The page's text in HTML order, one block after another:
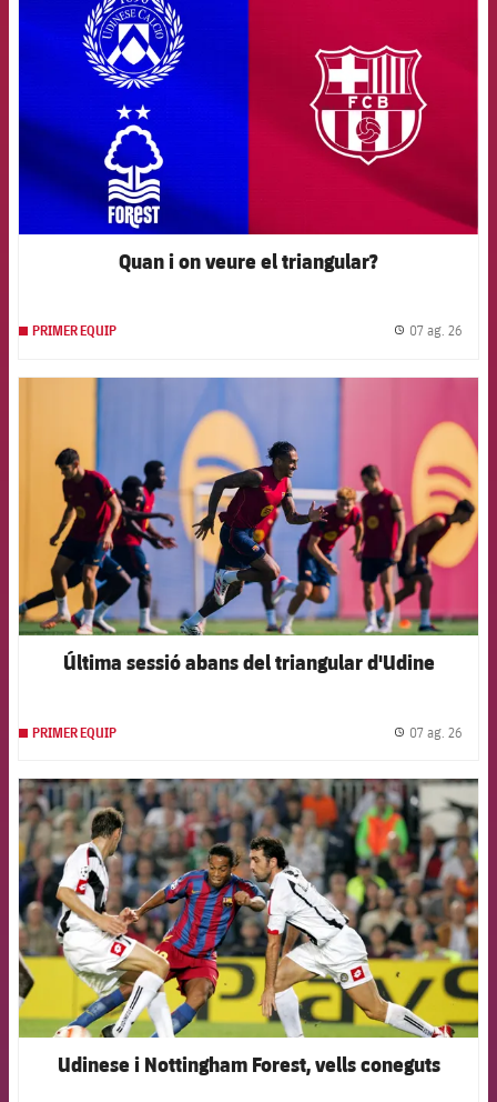
Quan i on veure el triangular?
PRIMER EQUIP 07 ag. 26
Última sessió abans del triangular d'Udine
PRIMER EQUIP 07 ag. 26
FCB Barcelona badge
Udinese i Nottingham Forest, vells coneguts